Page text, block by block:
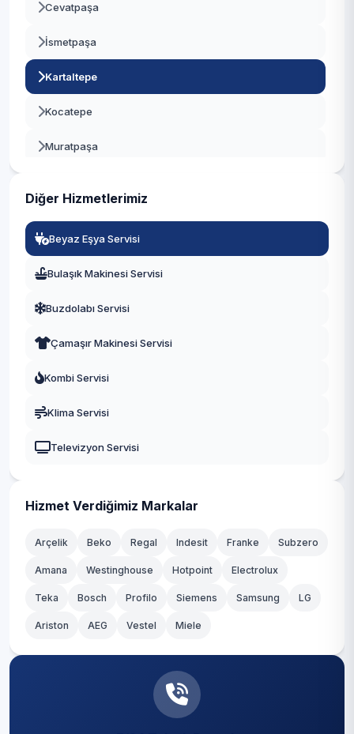
Beşiktaş
Beykoz
Beylikdüzü
Beyoğlu
Büyükçekmece
Çekmeköy
Esenler
Kağıthane
Kartal
Küçükçekmece
Cevatpaşa
İsmetpaşa
Kartaltepe
Kocatepe
Muratpaşa
Diğer Hizmetlerimiz
Beyaz Eşya Servisi
Bulaşık Makinesi Servisi
Buzdolabı Servisi
Çamaşır Makinesi Servisi
Kombi Servisi
Klima Servisi
Televizyon Servisi
Hizmet Verdiğimiz Markalar
Arçelik Beko Regal Indesit Franke Subzero
Amana Westinghouse Hotpoint Electrolux
Teka Bosch Profilo Siemens Samsung LG
Ariston AEG Vestel Miele